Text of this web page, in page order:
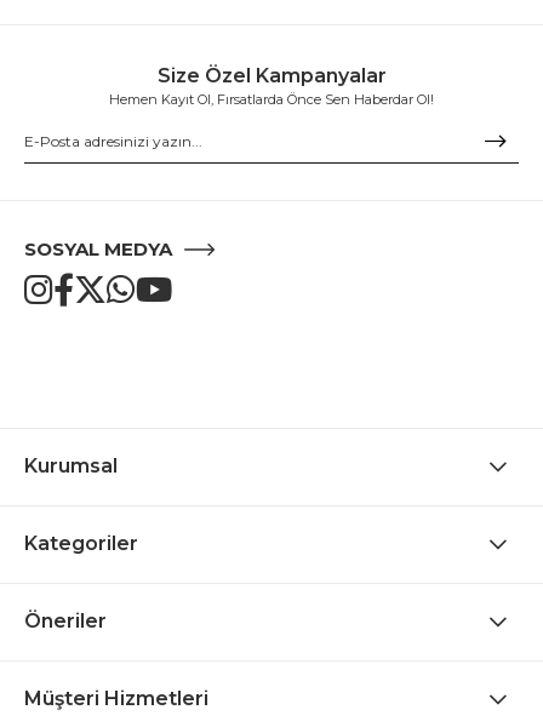
Size Özel Kampanyalar
Hemen Kayıt Ol, Fırsatlarda Önce Sen Haberdar Ol!
SOSYAL MEDYA
Kurumsal
Kategoriler
Öneriler
Müşteri Hizmetleri